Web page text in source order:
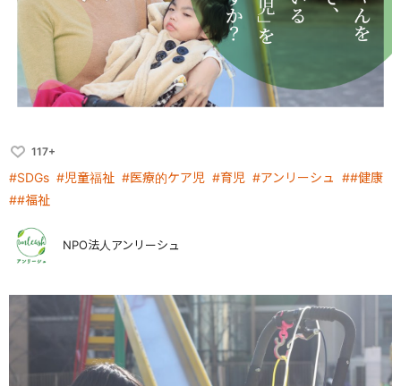
117+
#SDGs #児童福祉 #医療的ケア児 #育児 #アンリーシュ ##健康
##福祉
NPO法人アンリーシュ